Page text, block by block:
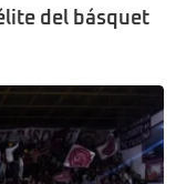
del básquet